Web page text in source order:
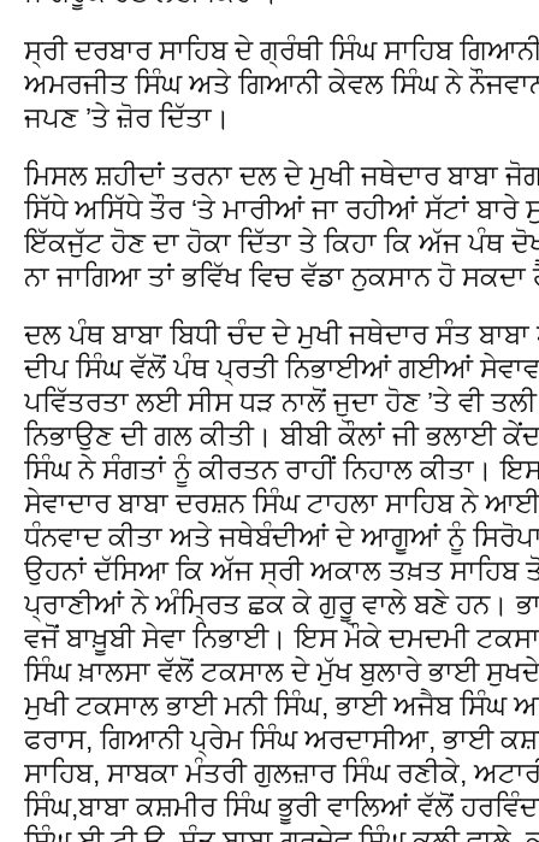
ਸ੍ਰੀ ਦਰਬਾਰ ਸਾਹਿਬ ਦੇ ਗ੍ਰੰਥੀ ਸਿੰਘ ਸਾਹਿਬ
ਅਮਰਜੀਤ ਸਿੰਘ ਅਤੇ ਗਿਆਨੀ ਕੇਵਲ ਸਿੰਘ ਨੇ
ਜਪਣ ’ਤੇ ਜ਼ੋਰ ਦਿੱਤਾ।
ਮਿਸਲ ਸ਼ਹੀਦਾਂ ਤਰਨਾ ਦਲ ਦੇ ਮੁਖੀ ਜਥੇਦਾਰ ਬਾਬਾ
ਸਿੱਧੇ ਅਸਿੱਧੇ ਤੌਰ ‘ਤੇ ਮਾਰੀਆਂ ਜਾ ਰਹੀਆਂ ਸੱਟਾਂ
ਇੱਕਜੁੱਟ ਹੋਣ ਦਾ ਹੋਕਾ ਦਿੱਤਾ ਤੇ ਕਿਹਾ ਕਿ ਅੱਜ ਪੰਥ
ਨਾ ਜਾਗਿਆ ਤਾਂ ਭਵਿੱਖ ਵਿਚ ਵੱਡਾ ਨੁਕਸਾਨ ਹੋ ਸਕਦਾ
ਦਲ ਪੰਥ ਬਾਬਾ ਬਿਧੀ ਚੰਦ ਦੇ ਮੁਖੀ ਜਥੇਦਾਰ ਸੰਤ
ਦੀਪ ਸਿੰਘ ਵੱਲੋਂ ਪੰਥ ਪ੍ਰਤੀ ਨਿਭਾਈਆਂ ਗਈਆਂ
ਪਵਿੱਤਰਤਾ ਲਈ ਸੀਸ ਧੜ ਨਾਲੋਂ ਜੁਦਾ ਹੋਣ ’ਤੇ ਵੀ
ਨਿਭਾਉਣ ਦੀ ਗਲ ਕੀਤੀ। ਬੀਬੀ ਕੌਲਾਂ ਜੀ ਭਲਾਈ
ਸਿੰਘ ਨੇ ਸੰਗਤਾਂ ਨੂੰ ਕੀਰਤਨ ਰਾਹੀਂ ਨਿਹਾਲ ਕੀਤਾ।
ਸੇਵਾਦਾਰ ਬਾਬਾ ਦਰਸ਼ਨ ਸਿੰਘ ਟਾਹਲਾ ਸਾਹਿਬ ਨੇ
ਧੰਨਵਾਦ ਕੀਤਾ ਅਤੇ ਜਥੇਬੰਦੀਆਂ ਦੇ ਆਗੂਆਂ ਨੂੰ
ਉਹਨਾਂ ਦੱਸਿਆ ਕਿ ਅੱਜ ਸ੍ਰੀ ਅਕਾਲ ਤਖ਼ਤ
ਪ੍ਰਾਣੀਆਂ ਨੇ ਅੰਮ੍ਰਿਤ ਛਕ ਕੇ ਗੁਰੂ ਵਾਲੇ ਬਣੇ ਹਨ।
ਵਜੋਂ ਬਾਖ਼ੂਬੀ ਸੇਵਾ ਨਿਭਾਈ। ਇਸ ਮੌਕੇ ਦਮਦਮੀ
ਸਿੰਘ ਖ਼ਾਲਸਾ ਵੱਲੋਂ ਟਕਸਾਲ ਦੇ ਮੁੱਖ ਬੁਲਾਰੇ ਭਾਈ
ਮੁਖੀ ਟਕਸਾਲ ਭਾਈ ਮਨੀ ਸਿੰਘ, ਭਾਈ ਅਜੈਬ ਸਿੰਘ
ਫਰਾਸ, ਗਿਆਨੀ ਪ੍ਰੇਮ ਸਿੰਘ ਅਰਦਾਸੀਆ, ਭਾਈ
ਸਾਹਿਬ, ਸਾਬਕਾ ਮੰਤਰੀ ਗੁਲਜ਼ਾਰ ਸਿੰਘ ਰਣੀਕੇ,
ਸਿੰਘ,ਬਾਬਾ ਕਸ਼ਮੀਰ ਸਿੰਘ ਭੂਰੀ ਵਾਲਿਆਂ ਵੱਲੋਂ